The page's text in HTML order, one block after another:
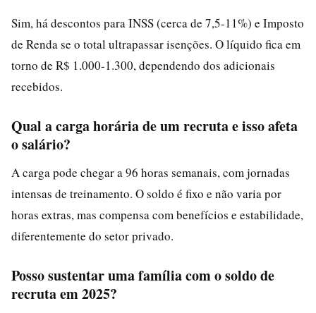
Sim, há descontos para INSS (cerca de 7,5-11%) e Imposto
de Renda se o total ultrapassar isenções. O líquido fica em
torno de R$ 1.000-1.300, dependendo dos adicionais
recebidos.
Qual a carga horária de um recruta e isso afeta
o salário?
A carga pode chegar a 96 horas semanais, com jornadas
intensas de treinamento. O soldo é fixo e não varia por
horas extras, mas compensa com benefícios e estabilidade,
diferentemente do setor privado.
Posso sustentar uma família com o soldo de
recruta em 2025?